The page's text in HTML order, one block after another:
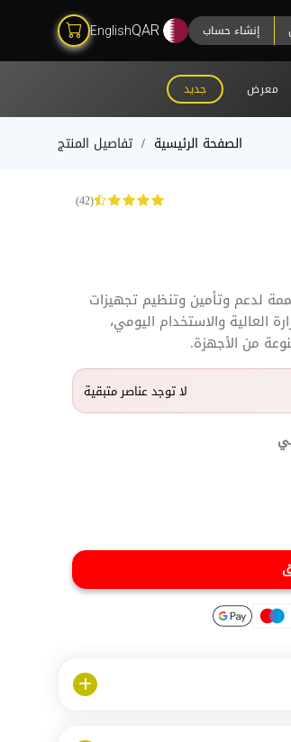
إنشاء حساب QAR
English
معرض جديد
الصفحة الرئيسية تفاصيل المنتج
(42)
لدعم وتأمين وتنظيم تجهيزات
العالية والاستخدام اليومي،
من الأجهزة.
لا توجد عناصر متبقية